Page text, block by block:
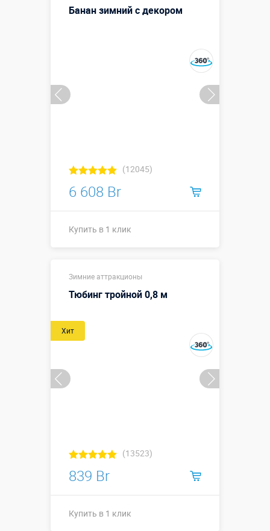
Банан зимний с декором
(12045)
6 608 Br
Купить в 1 клик
Зимние аттракционы
Тюбинг тройной 0,8 м
Хит
(13523)
839 Br
Купить в 1 клик